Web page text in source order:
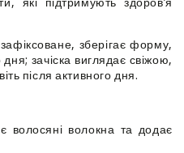
зберігає форму,
зачіска виглядає свіжою,
після активного дня.
волосяні волокна та додає